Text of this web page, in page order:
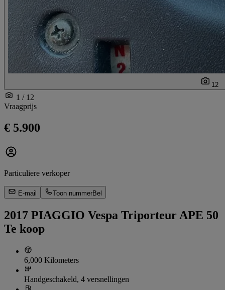
12
1 / 12
Vraagprijs
€ 5.900
Particuliere verkoper
E-mail Toon nummerBel
2017 PIAGGIO Vespa Triporteur APE 50
Te koop
6,000 Kilometers
Handgeschakeld, 4 versnellingen